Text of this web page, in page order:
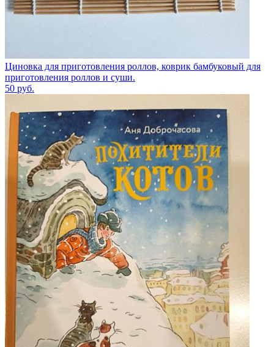
Циновка для приготовления роллов, коврик бамбуковый для
приготовления роллов и суши.
50 руб.